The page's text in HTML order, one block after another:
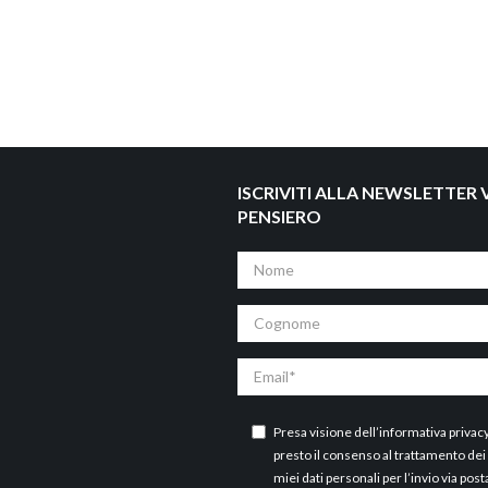
ISCRIVITI ALLA NEWSLETTER
PENSIERO
Nome
Cognome
Email
Presa visione dell’informativa privacy
presto il consenso al trattamento dei
miei dati personali per l’invio via